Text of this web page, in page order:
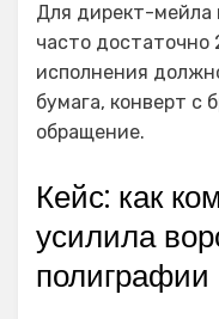
Для директ-
часто достаточно
исполнения
бумага, конверт с
обращение.
Кейс: как
усилила
полиграфии